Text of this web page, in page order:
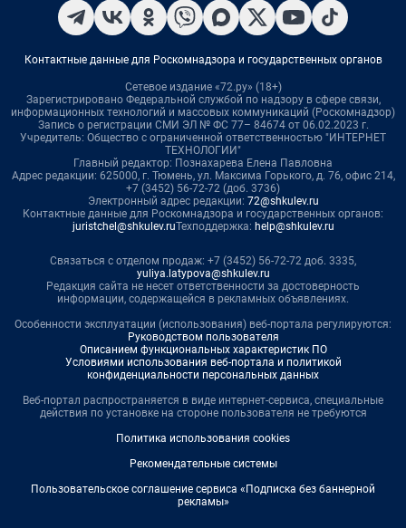
Контактные данные для Роскомнадзора и государственных органов
Сетевое издание «72.ру» (18+)
Зарегистрировано Федеральной службой по надзору в сфере связи,
информационных технологий и массовых коммуникаций (Роскомнадзор)
Запись о регистрации СМИ ЭЛ № ФС 77– 84674 от 06.02.2023 г.
Учредитель: Общество с ограниченной ответственностью "ИНТЕРНЕТ
ТЕХНОЛОГИИ"
Главный редактор: Познахарева Елена Павловна
Адрес редакции: 625000, г. Тюмень, ул. Максима Горького, д. 76, офис 214,
+7 (3452) 56-72-72 (доб. 3736)
Электронный адрес редакции: 72@shkulev.ru
Контактные данные для Роскомнадзора и государственных органов:
juristchel@shkulev.ruТехподдержка: help@shkulev.ru
Связаться с отделом продаж: +7 (3452) 56-72-72 доб. 3335,
yuliya.latypova@shkulev.ru
Редакция сайта не несет ответственности за достоверность
информации, содержащейся в рекламных объявлениях.
Особенности эксплуатации (использования) веб-портала регулируются:
Руководством пользователя
Описанием функциональных характеристик ПО
Условиями использования веб-портала и политикой
конфиденциальности персональных данных
Веб-портал распространяется в виде интернет-сервиса, специальные
действия по установке на стороне пользователя не требуются
Политика использования cookies
Рекомендательные системы
Пользовательское соглашение сервиса «Подписка без баннерной
рекламы»